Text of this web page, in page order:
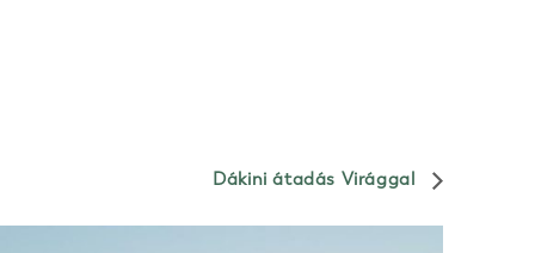
Dákini átadás Virággal